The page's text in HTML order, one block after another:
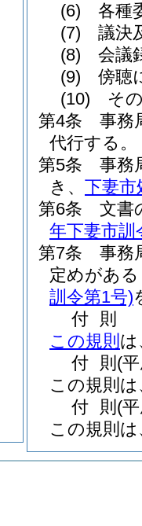
(6) 各種
(7) 議決
(8) 会議
(9) 傍聴
(10) その
第4条
事務
代行する。
第5条
事務
き、 下妻市
第6条
文書
年下妻市訓
第7条
事務
定めがあ
訓令第1号)
付 則
この規則 は
付 則 (
この規則
付 則 (
この規則